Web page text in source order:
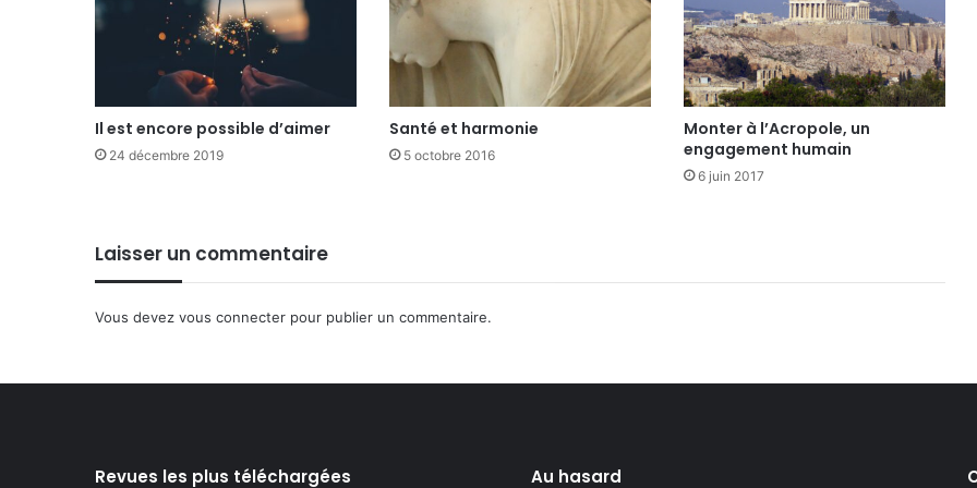
Il est encore possible d’aimer
24 décembre 2019
Santé et harmonie
5 octobre 2016
Monter à l’Acropole, un
engagement humain
6 juin 2017
Laisser un commentaire
Vous devez vous connecter pour publier un commentaire.
Revues les plus téléchargées Au hasard